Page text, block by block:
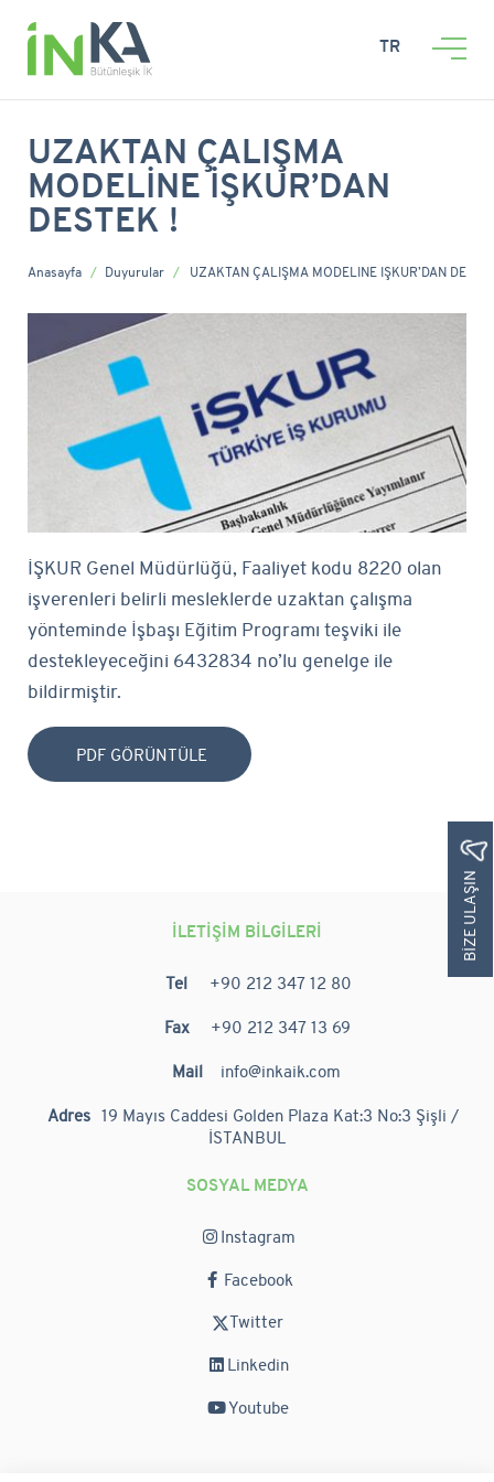
TR
UZAKTAN ÇALIŞMA
MODELİNE İŞKUR’DAN
DESTEK !
Anasayfa Duyurular UZAKTAN ÇALIŞMA MODELİNE İŞKUR’DAN
İŞKUR Genel Müdürlüğü, Faaliyet kodu 8220 olan
işverenleri belirli mesleklerde uzaktan çalışma
yönteminde İşbaşı Eğitim Programı teşviki ile
destekleyeceğini 6432834 no’lu genelge ile
bildirmiştir.
PDF GÖRÜNTÜLE
BIZE ULAŞIN
İLETİŞİM BİLGİLERİ
Tel +90 212 347 12 80
Fax +90 212 347 13 69
Mail info@inkaik.com
Adres
19 Mayıs Caddesi Golden Plaza Kat:3 No:3 Şişli /
İSTANBUL
SOSYAL MEDYA
Instagram
Facebook
Twitter
Linkedin
Youtube